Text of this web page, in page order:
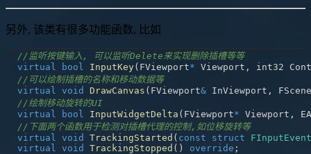
另外, 该类有很多功能函数, 比如
//监听按键输入, 可以监听Delete来实现删除插槽等等
virtual
bool InputKey( FViewport* Viewport ,
int32
//可以绘制插槽的名称和移动数据等
virtual
void DrawCanvas ( FViewport& InViewport ,
//绘制移动旋转的UI
virtual
bool InputWidgetDelta ( FViewport* Viewport ,
//下面两个函数用于检测对插槽代理的控制,如位移旋转等
virtual
void TrackingStarted ( const struct
virtual
void TrackingStopped ( ) override ;